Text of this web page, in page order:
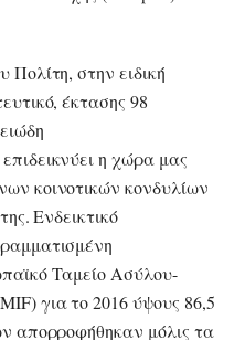
στην ειδική
έκτασης 98
η χώρα μας
κοινοτικών κονδυλίων
Ενδεικτικό
Ταμείο Ασύλου-
για το 2016 ύψους 86,5
απορροφήθηκαν μόλις τα